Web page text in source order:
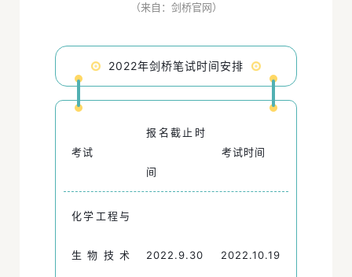
（来自：剑桥官网）
2022年剑桥笔试时间安排
考试
报名截止时
间
考试时间
化学工程与
生物技术 2022.9.30 2022.10.19